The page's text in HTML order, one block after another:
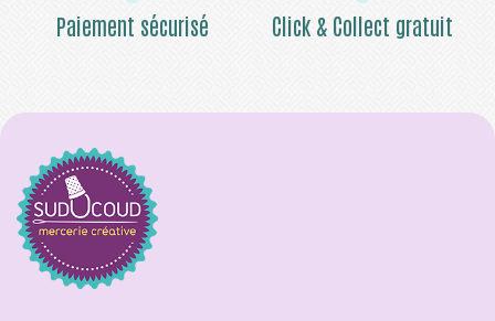
Paiement sécurisé Click & Collect gratuit